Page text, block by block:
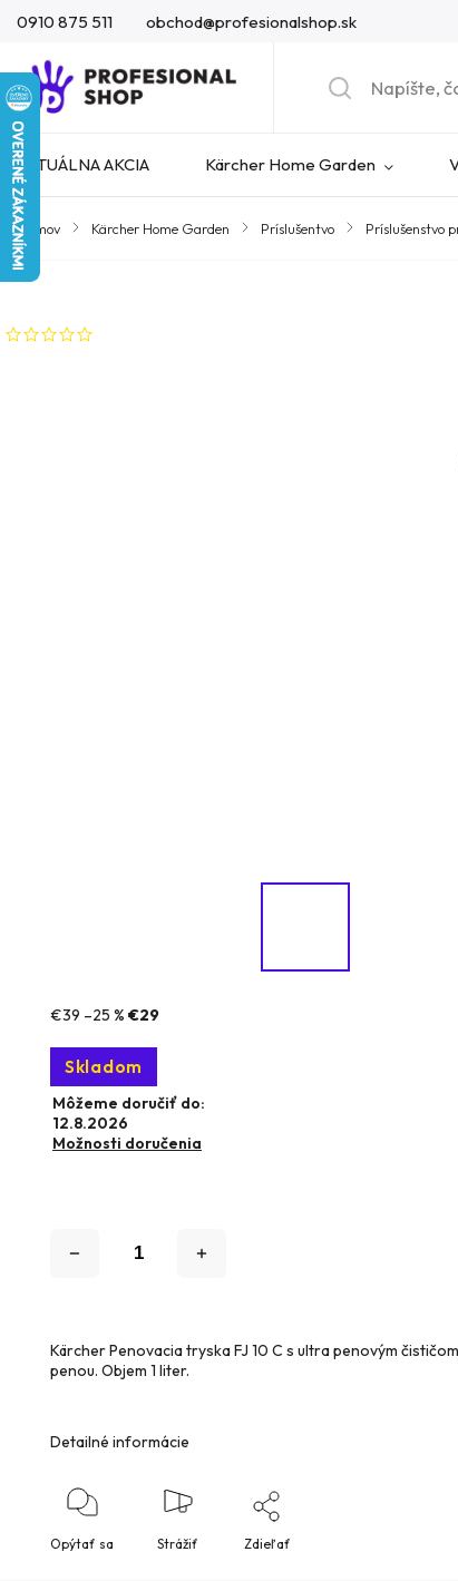
0910 875 511 obchod@profesionalshop.sk
AKTUÁLNA AKCIA Kärcher Home Garden
Domov / Kärcher Home Garden / Príslušentvo / Príslušenstvo
€39 –25 %€29
Skladom
Môžeme doručiť do:
12.8.2026
Možnosti doručenia
Kärcher Penovacia tryska FJ 10 C s ultra penovým
penou. Objem 1 liter.
Detailné informácie
Opýtať sa Strážiť Zdieľať